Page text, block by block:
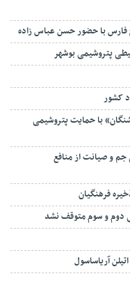
فارس با حضور حسن عباس زاده
پتروشیمی بوشهر
کشور
با حمایت پتروشیمی
و صیانت از منافع
فرهنگیان
دوم و سوم متوقف نشد